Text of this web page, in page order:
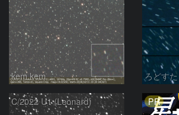
kem.kem ろどすた
C/2022 U1 (Leonard) PR